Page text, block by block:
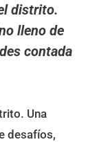
distrito.
lleno de
contada
Una
desafíos,